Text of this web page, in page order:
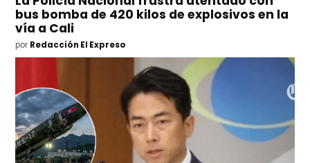
bus bomba de 420 kilos de explosivos en la
vía a Cali
por Redacción El Expreso